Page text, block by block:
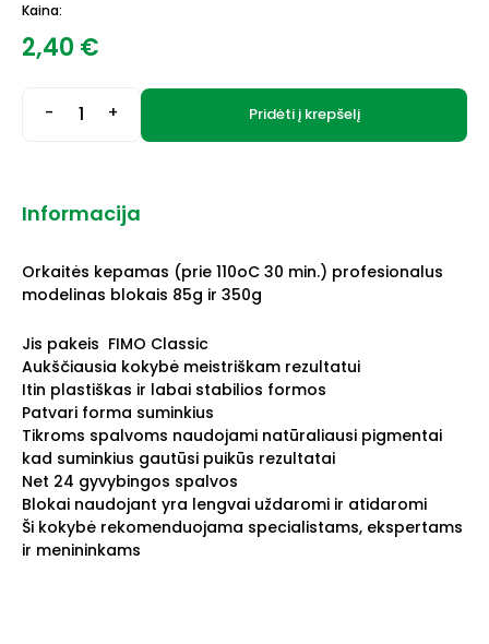
Kaina:
2,40 €
- + Pridėti į krepšelį
Informacija
Orkaitės kepamas (prie 110oC 30 min.) profesionalus
modelinas blokais 85g ir 350g
Jis pakeis FIMO Classic
Aukščiausia kokybė meistriškam rezultatui
Itin plastiškas ir labai stabilios formos
Patvari forma suminkius
Tikroms spalvoms naudojami natūraliausi pigmentai
kad suminkius gautūsi puikūs rezultatai
Net 24 gyvybingos spalvos
Blokai naudojant yra lengvai uždaromi ir atidaromi
Ši kokybė rekomenduojama specialistams, ekspertams
ir menininkams